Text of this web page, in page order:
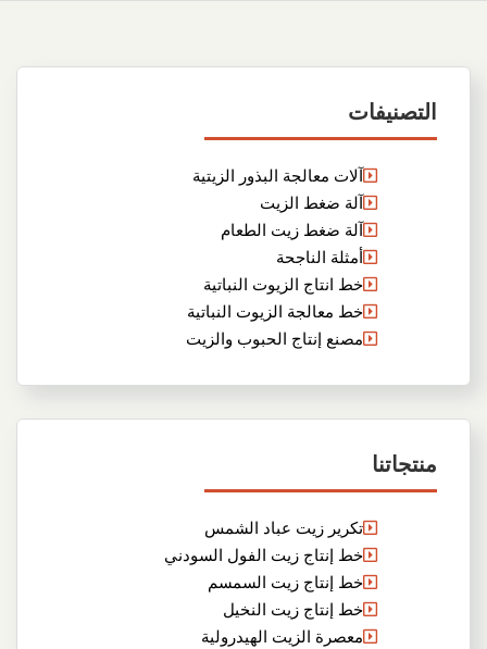
التصنيفات
آلات معالجة البذور الزيتية
آلة ضغط الزيت
آلة ضغط زيت الطعام
أمثلة الناجحة
خط انتاج الزيوت النباتية
خط معالجة الزيوت النباتية
مصنع إنتاج الحبوب والزيت
منتجاتنا
تكرير زيت عباد الشمس
خط إنتاج زيت الفول السودني
خط إنتاج زيت السمسم
خط إنتاج زيت النخيل
معصرة الزيت الهيدرولية